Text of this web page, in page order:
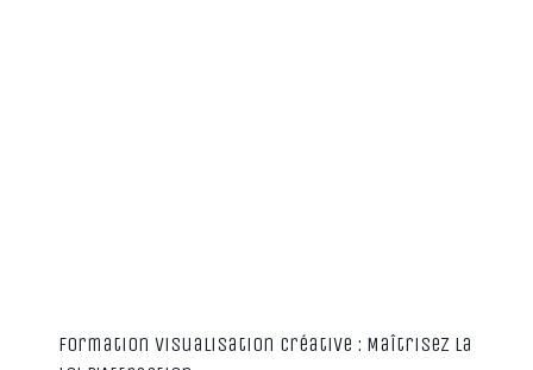
Formation Visualisation Créative : Maîtrisez la